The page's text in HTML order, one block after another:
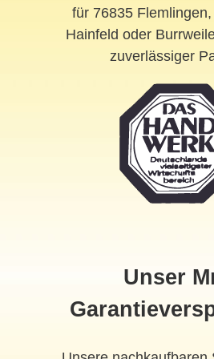
für 76835
Hainfeld oder
zuverlässiger
Unser